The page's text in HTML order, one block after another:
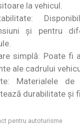
la vehicul.
și pentru
simplă: Poate fi
ale cadrului
Materialele
durabilitate și
pentru autoturisme